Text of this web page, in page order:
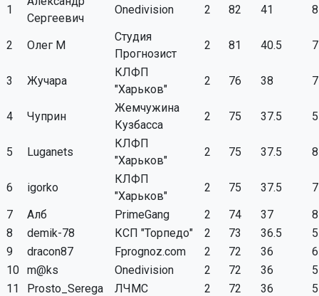
1
Сергеевич
Onedivision 2 82 41 8
2 Олег М
Студия
Прогнозист
2 81 40.5 7
3 Жучара
КЛФП
"Харьков"
2 76 38 7
4 Чуприн
Жемчужина
Кузбасса
2 75 37.5 5
5 Luganets
КЛФП
"Харьков"
2 75 37.5 8
6 igorko
КЛФП
"Харьков"
2 75 37.5
7
7
Алб PrimeGang 2 74 37
8
8
demik-78 КСП "Торпедо" 2 73 36.5
5
9
dracon87 Fprognoz.com 2 72 36
6
10 m@ks Onedivision 2 72 36
5
11
Prosto_Serega ЛЧМС 2 72 36
5